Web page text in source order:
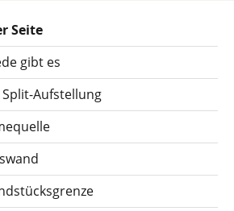
Seite
gibt es
Aufstellung